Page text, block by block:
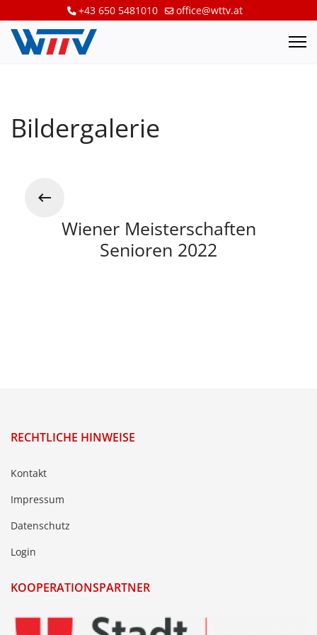
+43 650 5481010 office@wttv.at
Bildergalerie
Wiener Meisterschaften
Senioren 2022
RECHTLICHE HINWEISE
Kontakt
Impressum
Datenschutz
Login
KOOPERATIONSPARTNER